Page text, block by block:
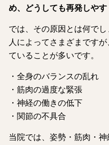
め、どうしても再発しやす
では、その原因とは何でし
人によってさまざまです
ていることが多いです。
・全身のバランスの乱れ
・筋肉の過度な緊張
・神経の働きの低下
・関節の不具合
当院では、姿勢・筋肉・